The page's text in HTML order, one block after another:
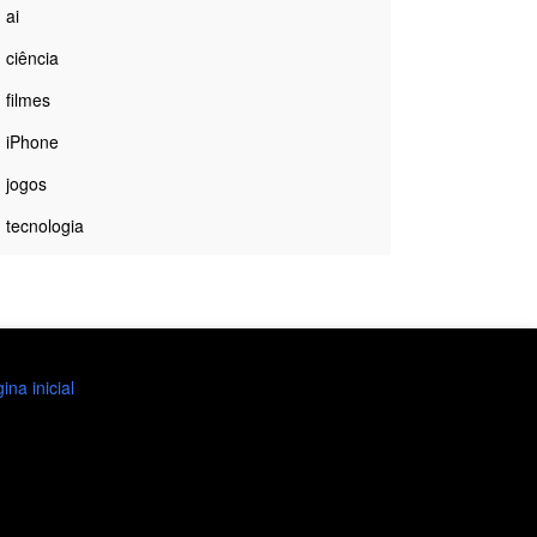
ai
ciência
filmes
iPhone
jogos
tecnologia
inicial